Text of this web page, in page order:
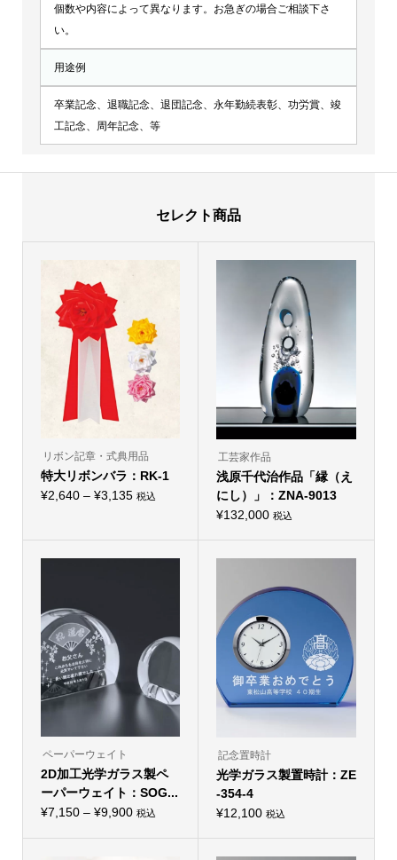
個数や内容によって異なります。お急ぎの場合ご相談下さ
い。
用途例
卒業記念、退職記念、退団記念、永年勤続表彰、功労賞、竣
工記念、周年記念、等
セレクト商品
リボン記章・式典用品
特大リボンバラ：RK-1
¥2,640 – ¥3,135価税込
品
に
の
バ
リ
エ
ー
シ
ョ
ン
が
す。
オ
プ
シ
ョ
ン
商
工芸家作品
浅原千代治作品「縁（え
にし）」：ZNA-9013
¥132,000 税込
ペーパーウェイト
2D加工光学ガラス製ペ
ーパーウェイト：SOG...
¥7,150 – ¥9,900価税込
の
記念置時計
光学ガラス製置時計：ZE
-354-4
¥12,100 税込